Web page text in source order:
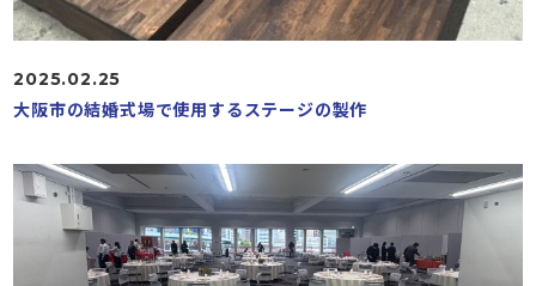
2025.02.25
大阪市の結婚式場で使用するステージの製作